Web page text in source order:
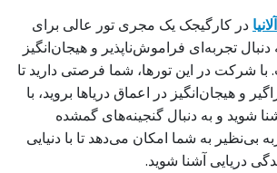
در کارگیجک یک مجری تور عالی برای
تجربه‌ای فراموش‌ناپذیر و هیجان‌انگیز
با شرکت در این تورها، شما فرصتی دارید تا
و هیجان‌انگیز در اعماق دریاها بروید، با
شوید و به دنبال گنجینه‌های گمشده
بی‌نظیر به شما امکان می‌دهد تا با دنیایی
دریایی آشنا شوید.